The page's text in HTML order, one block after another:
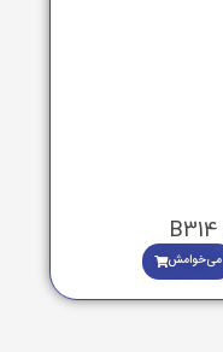
می‌خوامش